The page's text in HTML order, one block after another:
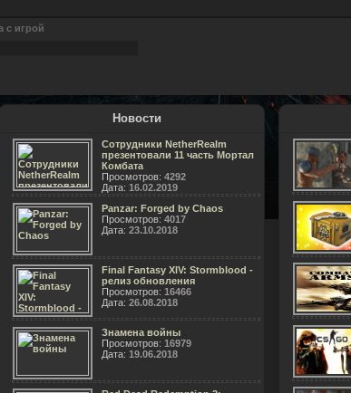
с игрой
Новости
Сотрудники NetherRealm
презентовали 11 часть Мортал
Комбата
Просмотров: 4292
Дата: 16.02.2019
Panzar: Forged by Chaos
Просмотров: 4017
Дата: 23.10.2018
Final Fantasy XIV: Stormblood -
релиз обновления
Просмотров: 16466
Дата: 26.08.2018
Знамена войны
Просмотров: 16979
Дата: 19.06.2018